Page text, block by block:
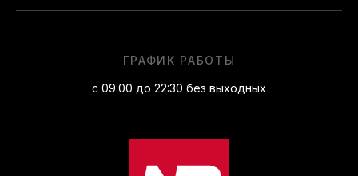
ГРАФИК РАБОТЫ
с 09:00 до 22:30 без выходных